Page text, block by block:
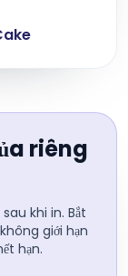
riêng
khi in. Bắt
giới hạn
hạn.